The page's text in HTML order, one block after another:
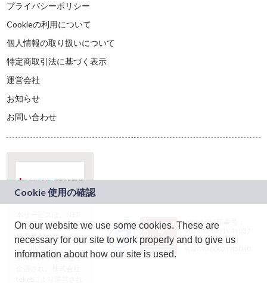
プライバシーポリシー
Cookieの利用について
個人情報の取り扱いについて
特定商取引法に基づく表示
運営会社
お知らせ
お問い合わせ
ドコモグループの新
規事業創出プログラ
ム「docomo
STARTUP」を通じて
JASRAC許諾番号：
9024936001Y45037
JASRAC許諾番号：
On our website we use some cookies. These are
necessary for our site to work properly and to give us
information about how our site is used.